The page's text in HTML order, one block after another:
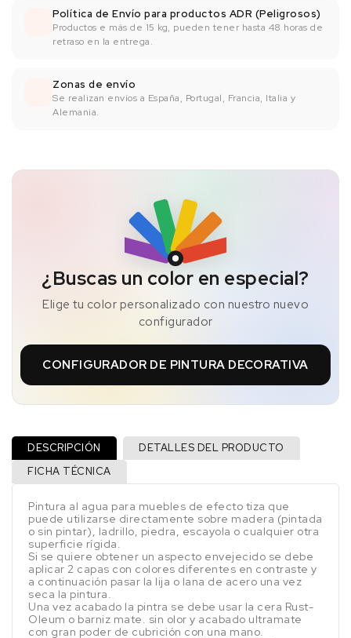
Política de Envío para productos ADR (Peligrosos)
Productos e más de 15 kg, pueden tener hasta 48 horas de
retraso en la entrega.
Zonas de envío
Se realizan envíos a España, Portugal, Francia, Italia y
Alemania.
¿Buscas un color en especial?
Elige tu color personalizado con nuestro nuevo
configurador
CONFIGURADOR DE PINTURA DECORATIVA
DESCRIPCIÓN
DETALLES DEL PRODUCTO
FICHA TÉCNICA
Pintura al agua para muebles de efecto tiza que
puede utilizarse directamente sobre madera (pintada
o sin pintar), ladrillo, piedra, escayola o cualquier otra
superficie rígida.
Si se quiere obtener un aspecto envejecido se debe
aplicar 2 capas con colores diferentes en contraste y
a continuación pasar la lija o lana de acero una vez
seca la pintura.
Una vez acabado la pintra se debe usar la cera Rust-
Oleum o barniz mate. sin olor y acabado ultramate
con gran poder de cubrición con una mano.